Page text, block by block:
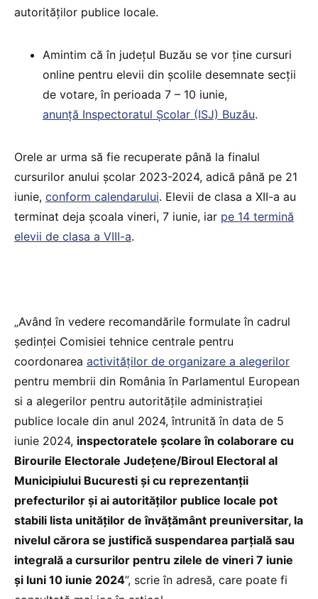
autorităților publice locale.
Amintim că în județul Buzău se vor ține cursuri
online pentru elevii din școlile desemnate secții
de votare, în perioada 7 – 10 iunie,
anunță Inspectoratul Școlar (ISJ) Buzău.
Orele ar urma să fie recuperate până la finalul
cursurilor anului școlar 2023-2024, adică până pe 21
iunie, conform calendarului. Elevii de clasa a XII-a au
terminat deja școala vineri, 7 iunie, iar pe 14 termină
elevii de clasa a VIII-a.
„Având în vedere recomandările formulate în cadrul
ședinței Comisiei tehnice centrale pentru
coordonarea activităților de organizare a alegerilor
pentru membrii din România în Parlamentul European
si a alegerilor pentru autoritățile administrației
publice locale din anul 2024, întrunită în data de 5
iunie 2024, inspectoratele școlare în colaborare cu
Birourile Electorale Județene/Biroul Electoral al
Municipiului Bucuresti şi cu reprezentanții
prefecturilor și ai autorităților publice locale pot
stabili lista unităților de învățământ preuniversitar, la
nivelul cărora se justifică suspendarea parțială sau
integrală a cursurilor pentru zilele de vineri 7 iunie
și luni 10 iunie 2024”, scrie în adresă, care poate fi